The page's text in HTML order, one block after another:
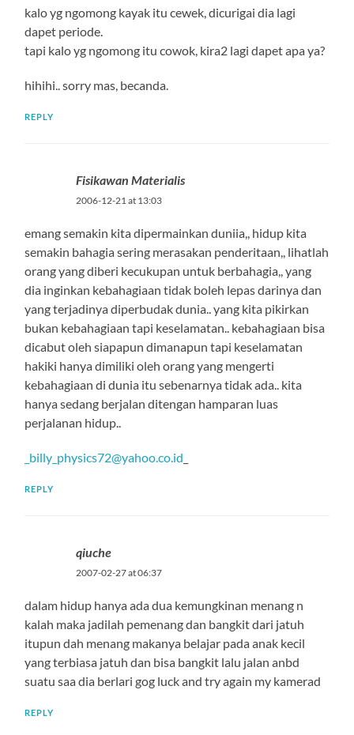
kalo yg ngomong kayak itu cewek, dicurigai dia lagi
dapet periode.
tapi kalo yg ngomong itu cowok, kira2 lagi dapet apa ya?
hihihi.. sorry mas, becanda.
REPLY
Fisikawan Materialis
2006-12-21 at 13:03
emang semakin kita dipermainkan duniia,, hidup kita
semakin bahagia sering merasakan penderitaan,, lihatlah
orang yang diberi kecukupan untuk berbahagia,, yang
dia inginkan kebahagiaan tidak boleh lepas darinya dan
yang terjadinya diperbudak dunia.. yang kita pikirkan
bukan kebahagiaan tapi keselamatan.. kebahagiaan bisa
dicabut oleh siapapun dimanapun tapi keselamatan
hakiki hanya dimiliki oleh orang yang mengerti
kebahagiaan di dunia itu sebenarnya tidak ada.. kita
hanya sedang berjalan ditengan hamparan luas
perjalanan hidup..
_billy_physics72@yahoo.co.id
REPLY
qiuche
2007-02-27 at 06:37
dalam hidup hanya ada dua kemungkinan menang n
kalah maka jadilah pemenang dan bangkit dari jatuh
itupun dah menang makanya belajar pada anak kecil
yang terbiasa jatuh dan bisa bangkit lalu jalan anbd
suatu saa dia berlari gog luck and try again my kamerad
REPLY